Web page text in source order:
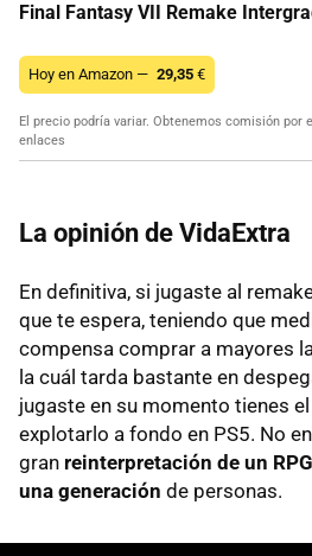
Final Fantasy VII Remake
Hoy en Amazon — 29,35 €
El precio podría variar. Obtenemos comisión por
enlaces
La opinión de VidaExtra
En definitiva, si jugaste al
que te espera, teniendo que
compensa comprar a mayores
la cuál tarda bastante en
jugaste en su momento tienes
explotarlo a fondo en PS5. No
gran reinterpretación de un
una generación de personas.